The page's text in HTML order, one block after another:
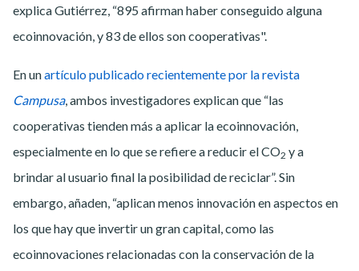
explica Gutiérrez, “895 afirman haber conseguido alguna
ecoinnovación, y 83 de ellos son cooperativas".
En unartículo publicado recientemente por la revista
Campusa, ambos investigadores explican que “las
cooperativas tienden más a aplicar la ecoinnovación,
especialmente en lo que se refiere a reducir el CO2 y a
brindar al usuario final la posibilidad de reciclar”. Sin
embargo, añaden, “aplican menos innovación en aspectos en
los que hay que invertir un gran capital, como las
ecoinnovaciones relacionadas con la conservación de la